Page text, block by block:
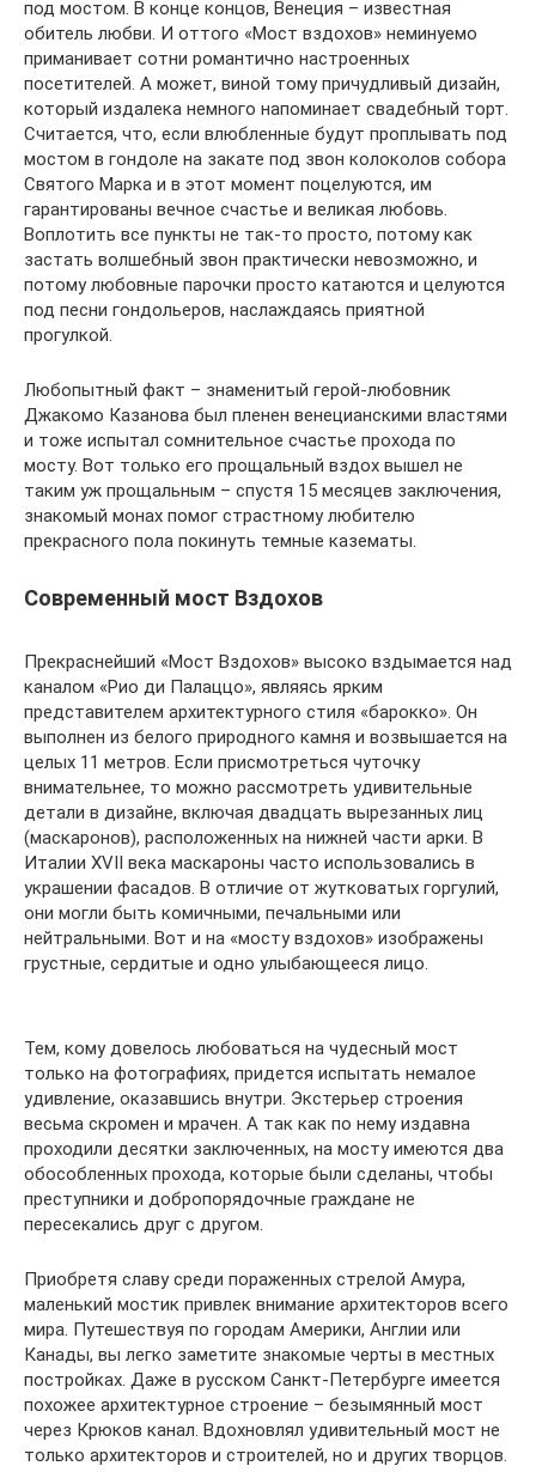
под мостом. В конце концов, Венеция – известная
обитель любви. И оттого «Мост вздохов» неминуемо
приманивает сотни романтично настроенных
посетителей. А может, виной тому причудливый дизайн,
который издалека немного напоминает свадебный торт.
Считается, что, если влюбленные будут проплывать под
мостом в гондоле на закате под звон колоколов собора
Святого Марка и в этот момент поцелуются, им
гарантированы вечное счастье и великая любовь.
Воплотить все пункты не так-то просто, потому как
застать волшебный звон практически невозможно, и
потому любовные парочки просто катаются и целуются
под песни гондольеров, наслаждаясь приятной
прогулкой.
Любопытный факт – знаменитый герой-любовник
Джакомо Казанова был пленен венецианскими властями
и тоже испытал сомнительное счастье прохода по
мосту. Вот только его прощальный вздох вышел не
таким уж прощальным – спустя 15 месяцев заключения,
знакомый монах помог страстному любителю
прекрасного пола покинуть темные казематы.
Современный мост Вздохов
Прекраснейший «Мост Вздохов» высоко вздымается над
каналом «Рио ди Палаццо», являясь ярким
представителем архитектурного стиля «барокко». Он
выполнен из белого природного камня и возвышается на
целых 11 метров. Если присмотреться чуточку
внимательнее, то можно рассмотреть удивительные
детали в дизайне, включая двадцать вырезанных лиц
(маскаронов), расположенных на нижней части арки. В
Италии XVII века маскароны часто использовались в
украшении фасадов. В отличие от жутковатых горгулий,
они могли быть комичными, печальными или
нейтральными. Вот и на «мосту вздохов» изображены
грустные, сердитые и одно улыбающееся лицо.
Тем, кому довелось любоваться на чудесный мост
только на фотографиях, придется испытать немалое
удивление, оказавшись внутри. Экстерьер строения
весьма скромен и мрачен. А так как по нему издавна
проходили десятки заключенных, на мосту имеются два
обособленных прохода, которые были сделаны, чтобы
преступники и добропорядочные граждане не
пересекались друг с другом.
Приобретя славу среди пораженных стрелой Амура,
маленький мостик привлек внимание архитекторов всего
мира. Путешествуя по городам Америки, Англии или
Канады, вы легко заметите знакомые черты в местных
постройках. Даже в русском Санкт-Петербурге имеется
похожее архитектурное строение – безымянный мост
через Крюков канал. Вдохновлял удивительный мост не
только архитекторов и строителей, но и других творцов.